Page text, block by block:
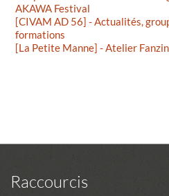
AKAWA Festival
[CIVAM AD 56] - Actualités,
formations
[La Petite Manne] - Atelier
Raccourcis